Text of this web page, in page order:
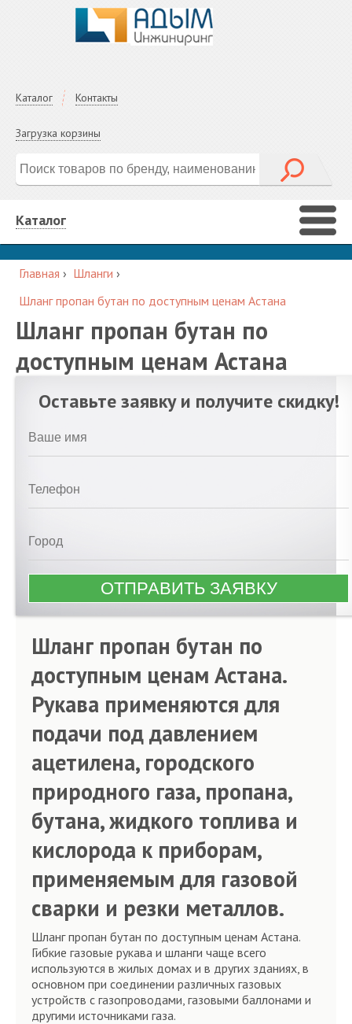
Каталог Контакты
Загрузка корзины
Каталог
Главная › Шланги ›
Шланг пропан бутан по доступным ценам Астана
Шланг пропан бутан по
доступным ценам Астана
Оставьте заявку и получите скидку!
Шланг пропан бутан по
доступным ценам Астана.
Рукава применяются для
подачи под давлением
ацетилена, городского
природного газа, пропана,
бутана, жидкого топлива и
кислорода к приборам,
применяемым для газовой
сварки и резки металлов.
Шланг пропан бутан по доступным ценам Астана.
Гибкие газовые рукава и шланги чаще всего
используются в жилых домах и в других зданиях, в
основном при соединении различных газовых
устройств с газопроводами, газовыми баллонами и
другими источниками газа.